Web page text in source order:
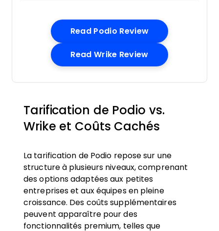
Read Podio ReviewOpens New
Read Wrike ReviewOpens New
Tarification de Podio vs.
Wrike et Coûts Cachés
La tarification de Podio repose sur une
structure à plusieurs niveaux, comprenant
des options adaptées aux petites
entreprises et aux équipes en pleine
croissance. Des coûts supplémentaires
peuvent apparaître pour des
fonctionnalités premium, telles que